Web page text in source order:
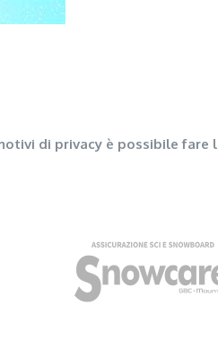
di privacy è possibile